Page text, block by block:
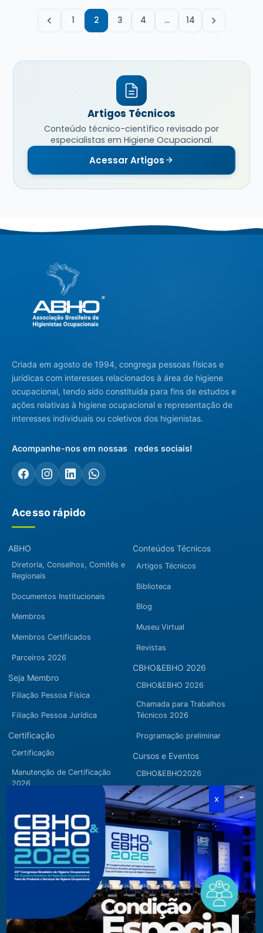
1 2 3 4 … 14
Artigos Técnicos
Conteúdo técnico-científico revisado por
especialistas em Higiene Ocupacional.
Acessar Artigos
Criada em agosto de 1994, congrega pessoas físicas e
jurídicas com interesses relacionados à área de higiene
ocupacional, tendo sido constituída para fins de estudos e
ações relativas à higiene ocupacional e representação de
interesses individuais ou coletivos dos higienistas.
Acompanhe-nos em nossas redes sociais!
Acesso rápido
ABHO
Diretoria, Conselhos, Comitês e
Regionais
Documentos Institucionais
Membros
Membros Certificados
Parceiros 2026
Seja Membro
Filiação Pessoa Física
Filiação Pessoa Jurídica
Certificação
Certificação
Manutenção de Certificação
2026
Conteúdos Técnicos
Artigos Técnicos
Biblioteca
Blog
Museu Virtual
Revistas
CBHO&EBHO 2026
CBHO&EBHO 2026
Chamada para Trabalhos
Técnicos 2026
Programação preliminar
Cursos e Eventos
CBHO&EBHO2026
Cursos Modulares
Eventos Apoiados
Eventos Regionais
Loja